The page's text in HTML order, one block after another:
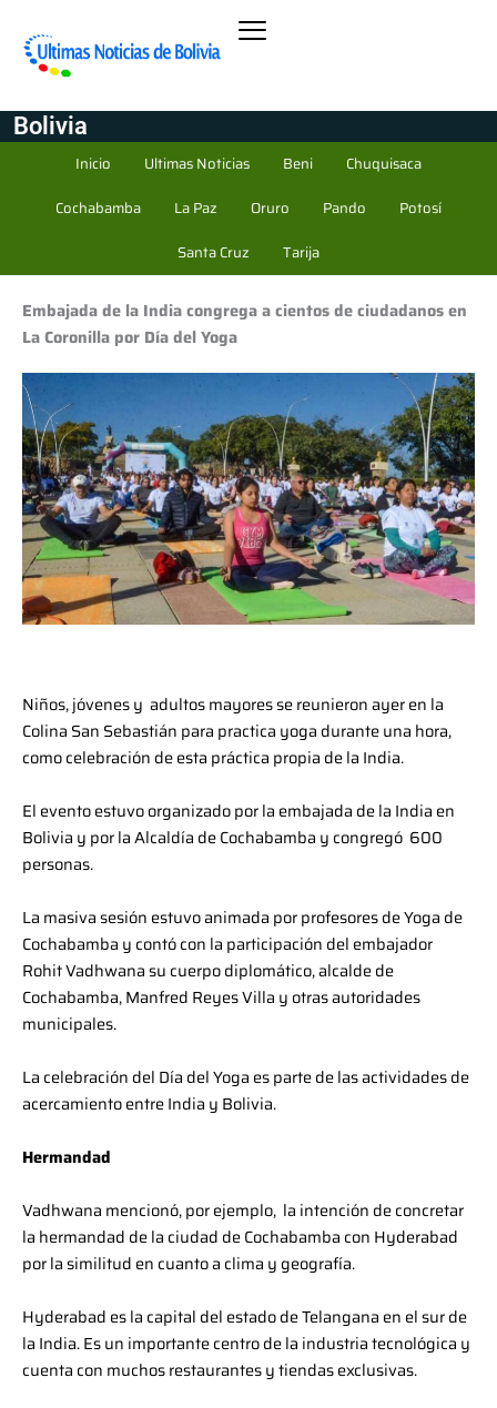
Bolivia
Inicio Ultimas Noticias Beni
Chuquisaca
Cochabamba
La Paz Oruro Pando
Potosí
Santa Cruz
Tarija
Embajada de la India congrega a cientos de ciudadanos en
La Coronilla por Día del Yoga
Niños, jóvenes y adultos mayores se reunieron ayer en la
Colina San Sebastián para practica yoga durante una hora,
como celebración de esta práctica propia de la India.
El evento estuvo organizado por la embajada de la India en
Bolivia y por la Alcaldía de Cochabamba y congregó 600
personas.
La masiva sesión estuvo animada por profesores de Yoga de
Cochabamba y contó con la participación del embajador
Rohit Vadhwana su cuerpo diplomático, alcalde de
Cochabamba, Manfred Reyes Villa y otras autoridades
municipales.
La celebración del Día del Yoga es parte de las actividades de
acercamiento entre India y Bolivia.
Hermandad
Vadhwana mencionó, por ejemplo, la intención de concretar
la hermandad de la ciudad de Cochabamba con Hyderabad
por la similitud en cuanto a clima y geografía.
Hyderabad es la capital del estado de Telangana en el sur de
la India. Es un importante centro de la industria tecnológica y
cuenta con muchos restaurantes y tiendas exclusivas.